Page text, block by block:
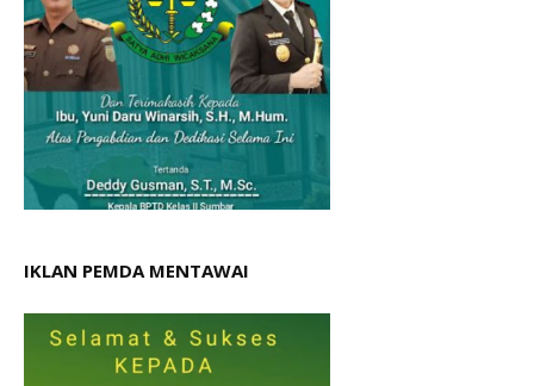
IKLAN PEMDA MENTAWAI